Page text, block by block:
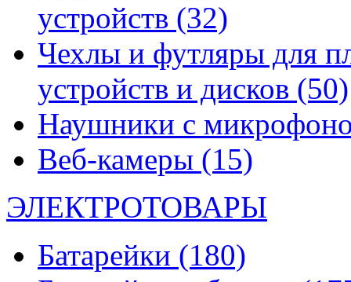
устройств (32)
Чехлы и футляры для
устройств и дисков (50)
Наушники с
Веб-камеры (15)
ЭЛЕКТРОТОВАРЫ
Батарейки (180)